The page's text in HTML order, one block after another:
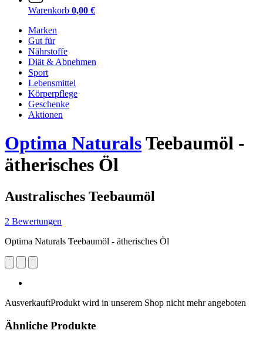
Warenkorb 0,00 €
Marken
Gut für
Nährstoffe
Diät & Abnehmen
Sport
Lebensmittel
Körperpflege
Geschenke
Aktionen
Optima NaturalsTeebaumöl -
ätherisches Öl
Australisches Teebaumöl
2 Bewertungen
Optima Naturals Teebaumöl - ätherisches Öl
AusverkauftProdukt wird in unserem Shop nicht mehr angeboten
Ähnliche Produkte